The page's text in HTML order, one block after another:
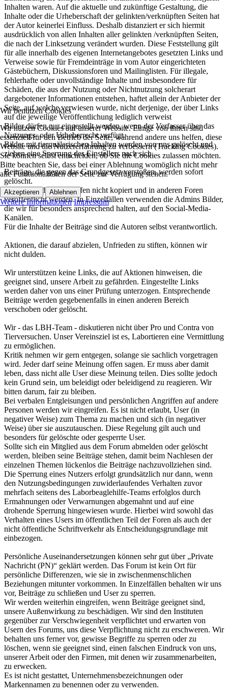
Inhalten waren. Auf die aktuelle und zukünftige Gestaltung, die
Inhalte oder die Urheberschaft der gelinkten/verknüpften Seiten hat
der Autor keinerlei Einfluss. Deshalb distanziert er sich hiermit
ausdrücklich von allen Inhalten aller gelinkten /verknüpften Seiten,
die nach der Linksetzung verändert wurden. Diese Feststellung gilt
für alle innerhalb des eigenen Internetangebotes gesetzten Links und
Verweise sowie für Fremdeinträge in vom Autor eingerichteten
Gästebüchern, Diskussionsforen und Mailinglisten. Für illegale,
fehlerhafte oder unvollständige Inhalte und insbesondere für
Schäden, die aus der Nutzung oder Nichtnutzung solcherart
dargebotener Informationen entstehen, haftet allein der Anbieter der
Seite, auf welche verwiesen wurde, nicht derjenige, der über Links
auf die jeweilige Veröffentlichung lediglich verweist
Bilder dürfen nur eingestellt werden, wenn der Verfasser über das
Nutzungs- oder Urheberrecht verfügt.
Bilder mit tierquälerischen Inhalten werden von uns gelöscht und
ziehen eine Sperrung des Einstellers nach sich.
Beiträge, die gegen das Grundgesetz verstoßen, werden sofort
gelöscht.
Beiträge und Bilder dürfen nicht kopiert und in anderen Foren
veröffentlicht werden. In Einzelfällen verwenden die Admins Bilder,
die wir für besonders ansprechend halten, auf den Social-Media-
Kanälen.
Für die Inhalte der Beiträge sind die Autoren selbst verantwortlich.
Aktionen, die darauf abzielen, Unfrieden zu stiften, können wir
nicht dulden.
Wir unterstützen keine Links, die auf Aktionen hinweisen, die
geeignet sind, unsere Arbeit zu gefährden. Eingestellte Links
werden daher von uns einer Prüfung unterzogen. Entsprechende
Beiträge werden gegebenenfalls in einen anderen Bereich
verschoben oder gelöscht.
Wir - das LBH-Team - diskutieren nicht über Pro und Contra von
Tierversuchen. Unser Vereinsziel ist es, Labortieren eine Vermittlung
zu ermöglichen.
Kritik nehmen wir gern entgegen, solange sie sachlich vorgetragen
wird. Jeder darf seine Meinung offen sagen. Er muss aber damit
leben, dass nicht alle User diese Meinung teilen. Dies sollte jedoch
kein Grund sein, um beleidigt oder beleidigend zu reagieren. Wir
bitten darum, fair zu bleiben.
Bei verbalen Entgleisungen und persönlichen Angriffen auf andere
Personen werden wir eingreifen. Es ist nicht erlaubt, User (in
negativer Weise) zum Thema zu machen und sich (in negativer
Weise) über sie auszutauschen. Diese Regelung gilt auch und
besonders für gelöschte oder gesperrte User.
Sollte sich ein Mitglied aus dem Forum abmelden oder gelöscht
werden, bleiben seine Beiträge stehen, damit beim Nachlesen der
einzelnen Themen lückenlos die Beiträge nachzuvollziehen sind.
Die Sperrung eines Nutzers erfolgt grundsätzlich nur dann, wenn
den Nutzungsbedingungen zuwiderlaufendes Verhalten zuvor
mehrfach seitens des Laborbeaglehilfe-Teams erfolglos durch
Ermahnungen oder Verwarnungen abgemahnt und auf eine
drohende Sperrung hingewiesen wurde. Hierbei wird sowohl das
Verhalten eines Users im öffentlichen Teil der Foren als auch der
nicht öffentliche Schriftverkehr als Entscheidungsgrundlage mit
einbezogen.
Persönliche Auseinandersetzungen können sehr gut über „Private
Nachricht (PN)“ geklärt werden. Das Forum ist kein Ort für
persönliche Differenzen, wie sie in zwischenmenschlichen
Beziehungen mitunter vorkommen. In Einzelfällen behalten wir uns
vor, Beiträge zu schließen und User zu sperren.
Wir werden weiterhin eingreifen, wenn Beiträge geeignet sind,
unsere Außenwirkung zu beschädigen. Wir sind den Instituten
gegenüber zur Verschwiegenheit verpflichtet und erwarten von
Usern des Forums, uns diese Verpflichtung nicht zu erschweren. Wir
behalten uns ferner vor, gewisse Begriffe zu sperren oder zu
löschen, wenn sie geeignet sind, einen falschen Eindruck von uns,
unserer Arbeit oder den Firmen, mit denen wir zusammenarbeiten,
zu erwecken.
Es ist nicht gestattet, Unternehmensbezeichnungen oder
Markennamen zu benennen oder zu verwenden.
Wir benutzen Cookies
Wir nutzen Cookies auf unserer Website. Einige von ihnen sind
essenziell für den Betrieb der Seite, während andere uns helfen, diese
Website und die Nutzererfahrung zu verbessern (Tracking Cookies).
Sie können selbst entscheiden, ob Sie die Cookies zulassen möchten.
Bitte beachten Sie, dass bei einer Ablehnung womöglich nicht mehr
alle Funktionalitäten der Seite zur Verfügung stehen.
Akzeptieren Ablehnen
Weitere Informationen Impressum